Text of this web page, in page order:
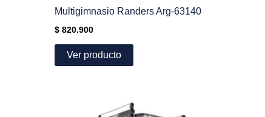
Multigimnasio Randers Arg-63140
$ 820.900
Ver producto